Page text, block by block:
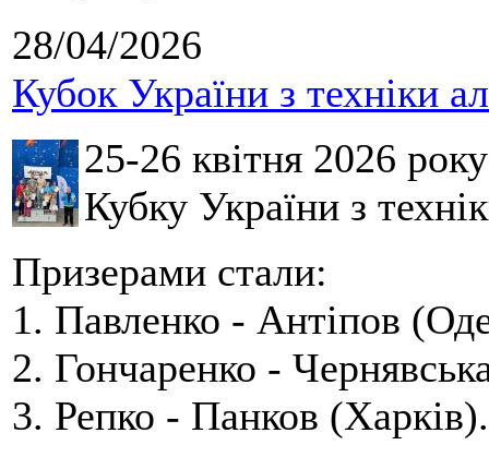
28/04/2026
Кубок України з техніки
25-26 квітня 2026
Кубку України з
Призерами стали:
1. Павленко - Антіпов
2. Гончаренко -
3. Репко - Панков (Харків).